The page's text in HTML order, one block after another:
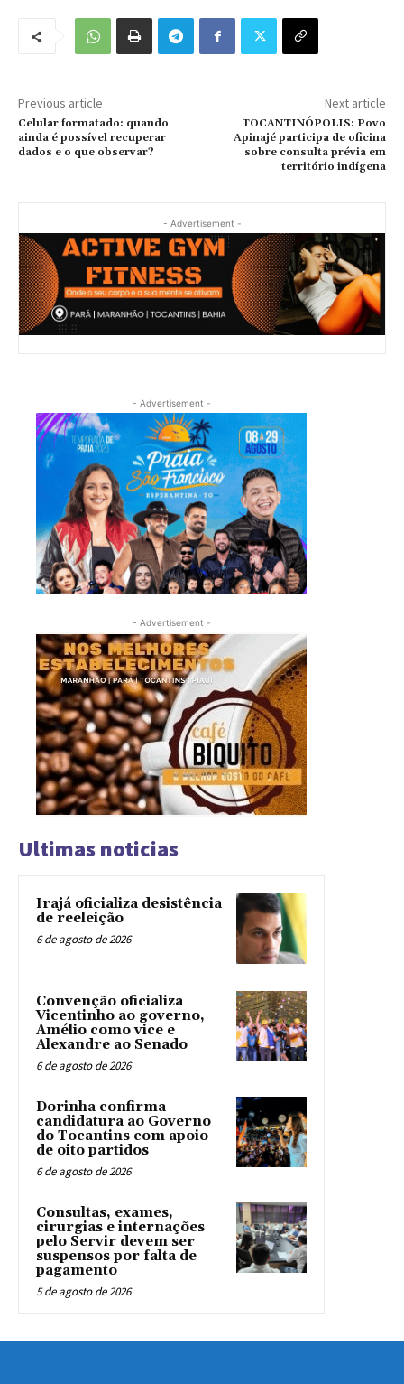
Previous article
Celular formatado: quando
ainda é possível recuperar
dados e o que observar?
Next article
TOCANTINÓPOLIS: Povo
Apinajé participa de oficina
sobre consulta prévia em
território indígena
- Advertisement -
- Advertisement -
- Advertisement -
Ultimas noticias
Irajá oficializa desistência
de reeleição
6 de agosto de 2026
Convenção oficializa
Vicentinho ao governo,
Amélio como vice e
Alexandre ao Senado
6 de agosto de 2026
Dorinha confirma
candidatura ao Governo
do Tocantins com apoio
de oito partidos
6 de agosto de 2026
Consultas, exames,
cirurgias e internações
pelo Servir devem ser
suspensos por falta de
pagamento
5 de agosto de 2026